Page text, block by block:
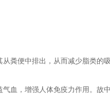
便中排出，从而减少脂类的
，增强人体免疫力作用。故中